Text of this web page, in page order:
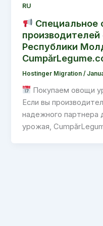
RU
Специальное
Республики
Hostinger Migration/
Покупаем овощи
Если вы
надежного партнера
урожая,